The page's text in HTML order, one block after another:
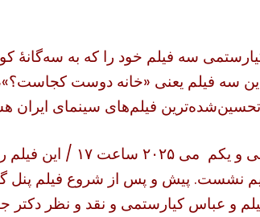
سه فیلم خود را که به سه‌گانهٔ
سه فیلم یعنی «خانه دوست
فیلم‌های سینمای ایران
در دومین برنامه دور هم‌نشینی و سینما، شنبه
نشست. پیش و پس از شروع فیلم پنل
و عباس کیارستمی و نقد و نظر دکتر